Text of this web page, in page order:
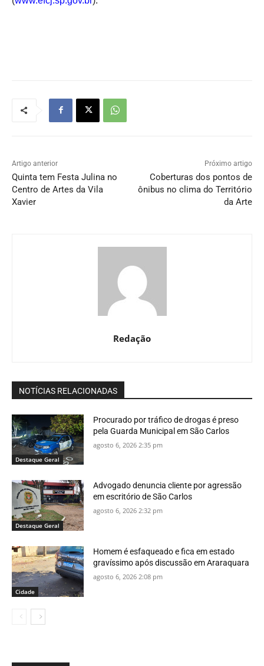
Artigo anterior
Quinta tem Festa Julina no
Centro de Artes da Vila
Xavier
Próximo artigo
Coberturas dos pontos de
ônibus no clima do Território
da Arte
Redação
NOTÍCIAS RELACIONADAS
Destaque Geral
Procurado por tráfico de drogas é preso
pela Guarda Municipal em São Carlos
agosto 6, 2026 2:35 pm
Destaque Geral
Advogado denuncia cliente por agressão
em escritório de São Carlos
agosto 6, 2026 2:32 pm
Cidade
Homem é esfaqueado e fica em estado
gravíssimo após discussão em Araraquara
agosto 6, 2026 2:08 pm